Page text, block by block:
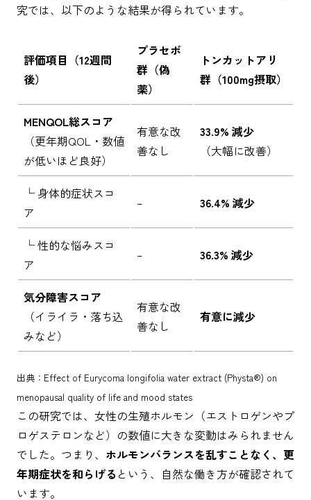
究では、以下のような結果が得られています。
評価項目（12週間
後）
プラセボ
群（偽
薬）
トンカットアリ
群（100mg摂取）
MENQOL総スコア
（更年期QOL・数値
が低いほど良好）
有意な改
善なし
33.9% 減少
（大幅に改善）
└ 身体的症状スコ
ア
– 36.4% 減少
└ 性的な悩みスコ
ア
– 36.3% 減少
気分障害スコア
（イライラ・落ち込
みなど）
有意な改
善なし
有意に減少
出典：Effect of Eurycoma longifolia water extract (Physta®) on
menopausal quality of life and mood states
この研究では、女性の生殖ホルモン（エストロゲンやプ
ロゲステロンなど）の数値に大きな変動はみられません
でした。つまり、 ホルモンバランスを乱すことなく、更
年期症状を和らげる という、自然な働き方が確認されて
います。